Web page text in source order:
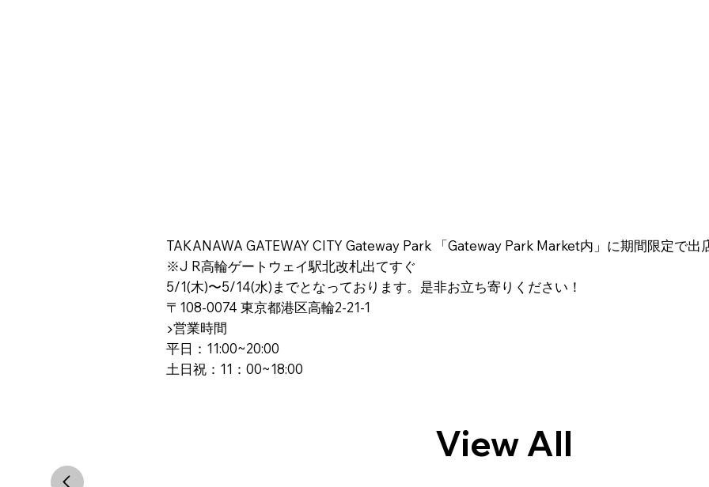
TAKANAWA GATEWAY CITY Gateway Park 「Gateway Park Market内」に期間限定で出
※J R高輪ゲートウェイ駅北改札出てすぐ
5/1(木)〜5/14(水)までとなっております。是非お立ち寄りください！
〒108-0074 東京都港区高輪2-21-1
▶️営業時間
平日：11:00~20:00
土日祝：11：00~18:00
View All